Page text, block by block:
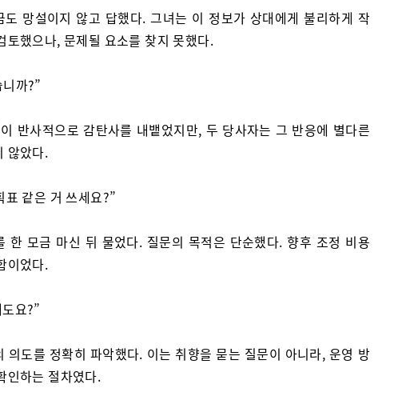
도 망설이지 않고 답했다. 그녀는 이 정보가 상대에게 불리하게 작
토했으나, 문제될 요소를 찾지 못했다.
까?”
반사적으로 감탄사를 내뱉었지만, 두 당사자는 그 반응에 별다른
않았다.
표 같은 거 쓰세요?”
한 모금 마신 뒤 물었다. 질문의 목적은 단순했다. 향후 조정 비용
이었다.
요?”
의도를 정확히 파악했다. 이는 취향을 묻는 질문이 아니라, 운영 방
인하는 절차였다.